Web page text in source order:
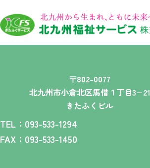
〒802-0077
北九州市小倉北区馬借１丁目3−21
きたふくビル
TEL：093-533-1294
FAX：093-533-1450